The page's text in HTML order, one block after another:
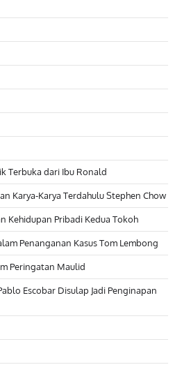
Terbuka dari Ibu Ronald
Karya-Karya Terdahulu Stephen Chow
Kehidupan Pribadi Kedua Tokoh
Penanganan Kasus Tom Lembong
Peringatan Maulid
Escobar Disulap Jadi Penginapan